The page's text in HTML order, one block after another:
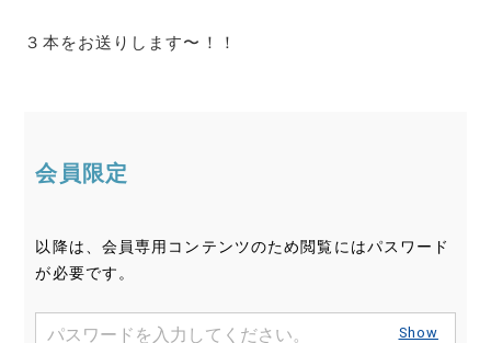
３本をお送りします〜！！
会員限定
以降は、会員専用コンテンツのため閲覧にはパスワード
が必要です。
Show